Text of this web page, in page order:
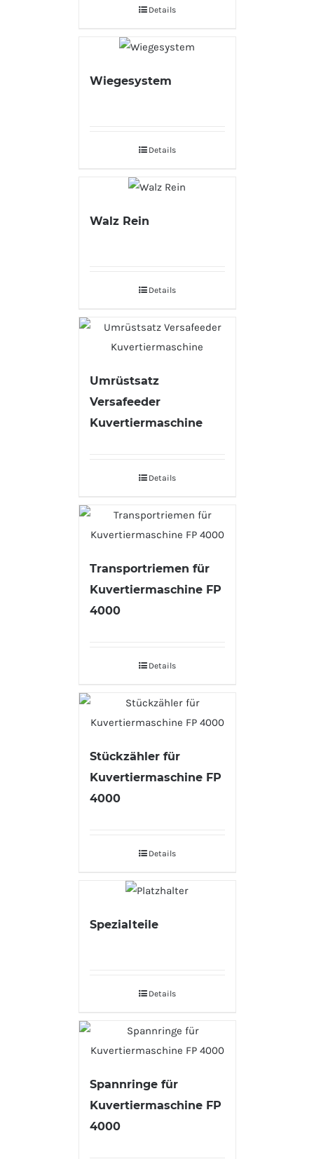
Details
Wiegesystem
Details
Walz Rein
Details
Umrüstsatz
Versafeeder
Kuvertiermaschine
Details
Transportriemen für
Kuvertiermaschine FP
4000
Details
Stückzähler für
Kuvertiermaschine FP
4000
Details
Spezialteile
Details
Spannringe für
Kuvertiermaschine FP
4000